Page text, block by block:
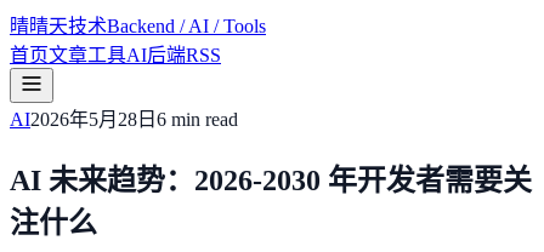
晴晴天技术Backend / AI / Tools
首页文章工具AI后端RSS
AI2026年5月28日 6 min read
AI 未来趋势：2026-2030 年开发者需要关
注什么